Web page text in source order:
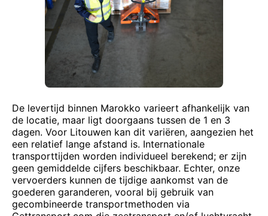
De levertijd binnen Marokko varieert afhankelijk van
de locatie, maar ligt doorgaans tussen de 1 en 3
dagen. Voor Litouwen kan dit variëren, aangezien het
een relatief lange afstand is. Internationale
transporttijden worden individueel berekend; er zijn
geen gemiddelde cijfers beschikbaar. Echter, onze
vervoerders kunnen de tijdige aankomst van de
goederen garanderen, vooral bij gebruik van
gecombineerde transportmethoden via